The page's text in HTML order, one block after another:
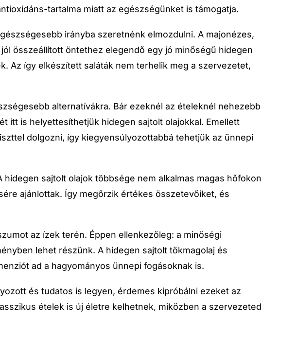
tartalma miatt az egészségünket is támogatja.
irányba szeretnénk elmozdulni. A majonézes,
összeállított öntethez elegendő egy jó minőségű hidegen
Az így elkészített saláták nem terhelik meg a szervezetet,
alternatívákra. Bár ezeknél az ételeknél nehezebb
itt is helyettesíthetjük hidegen sajtolt olajokkal. Emellett
dolgozni, így kiegyensúlyozottabbá tehetjük az ünnepi
sajtolt olajok többsége nem alkalmas magas hőfokon
ajánlottak. Így megőrzik értékes összetevőiket, és
az ízek terén. Éppen ellenkezőleg: a minőségi
lehet részünk. A hidegen sajtolt tökmagolaj és
ad a hagyományos ünnepi fogásoknak is.
és tudatos is legyen, érdemes kipróbálni ezeket az
ételek is új életre kelhetnek, miközben a szervezeted